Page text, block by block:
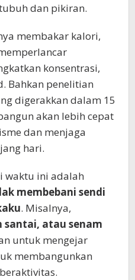
dan pikiran.
membakar kalori,
konsentrasi,
Bahkan penelitian
digerakkan dalam 15
akan lebih cepat
dan menjaga
hari.
waktu ini adalah
membebani sendi
. Misalnya,
atau senam
untuk mengejar
membangunkan